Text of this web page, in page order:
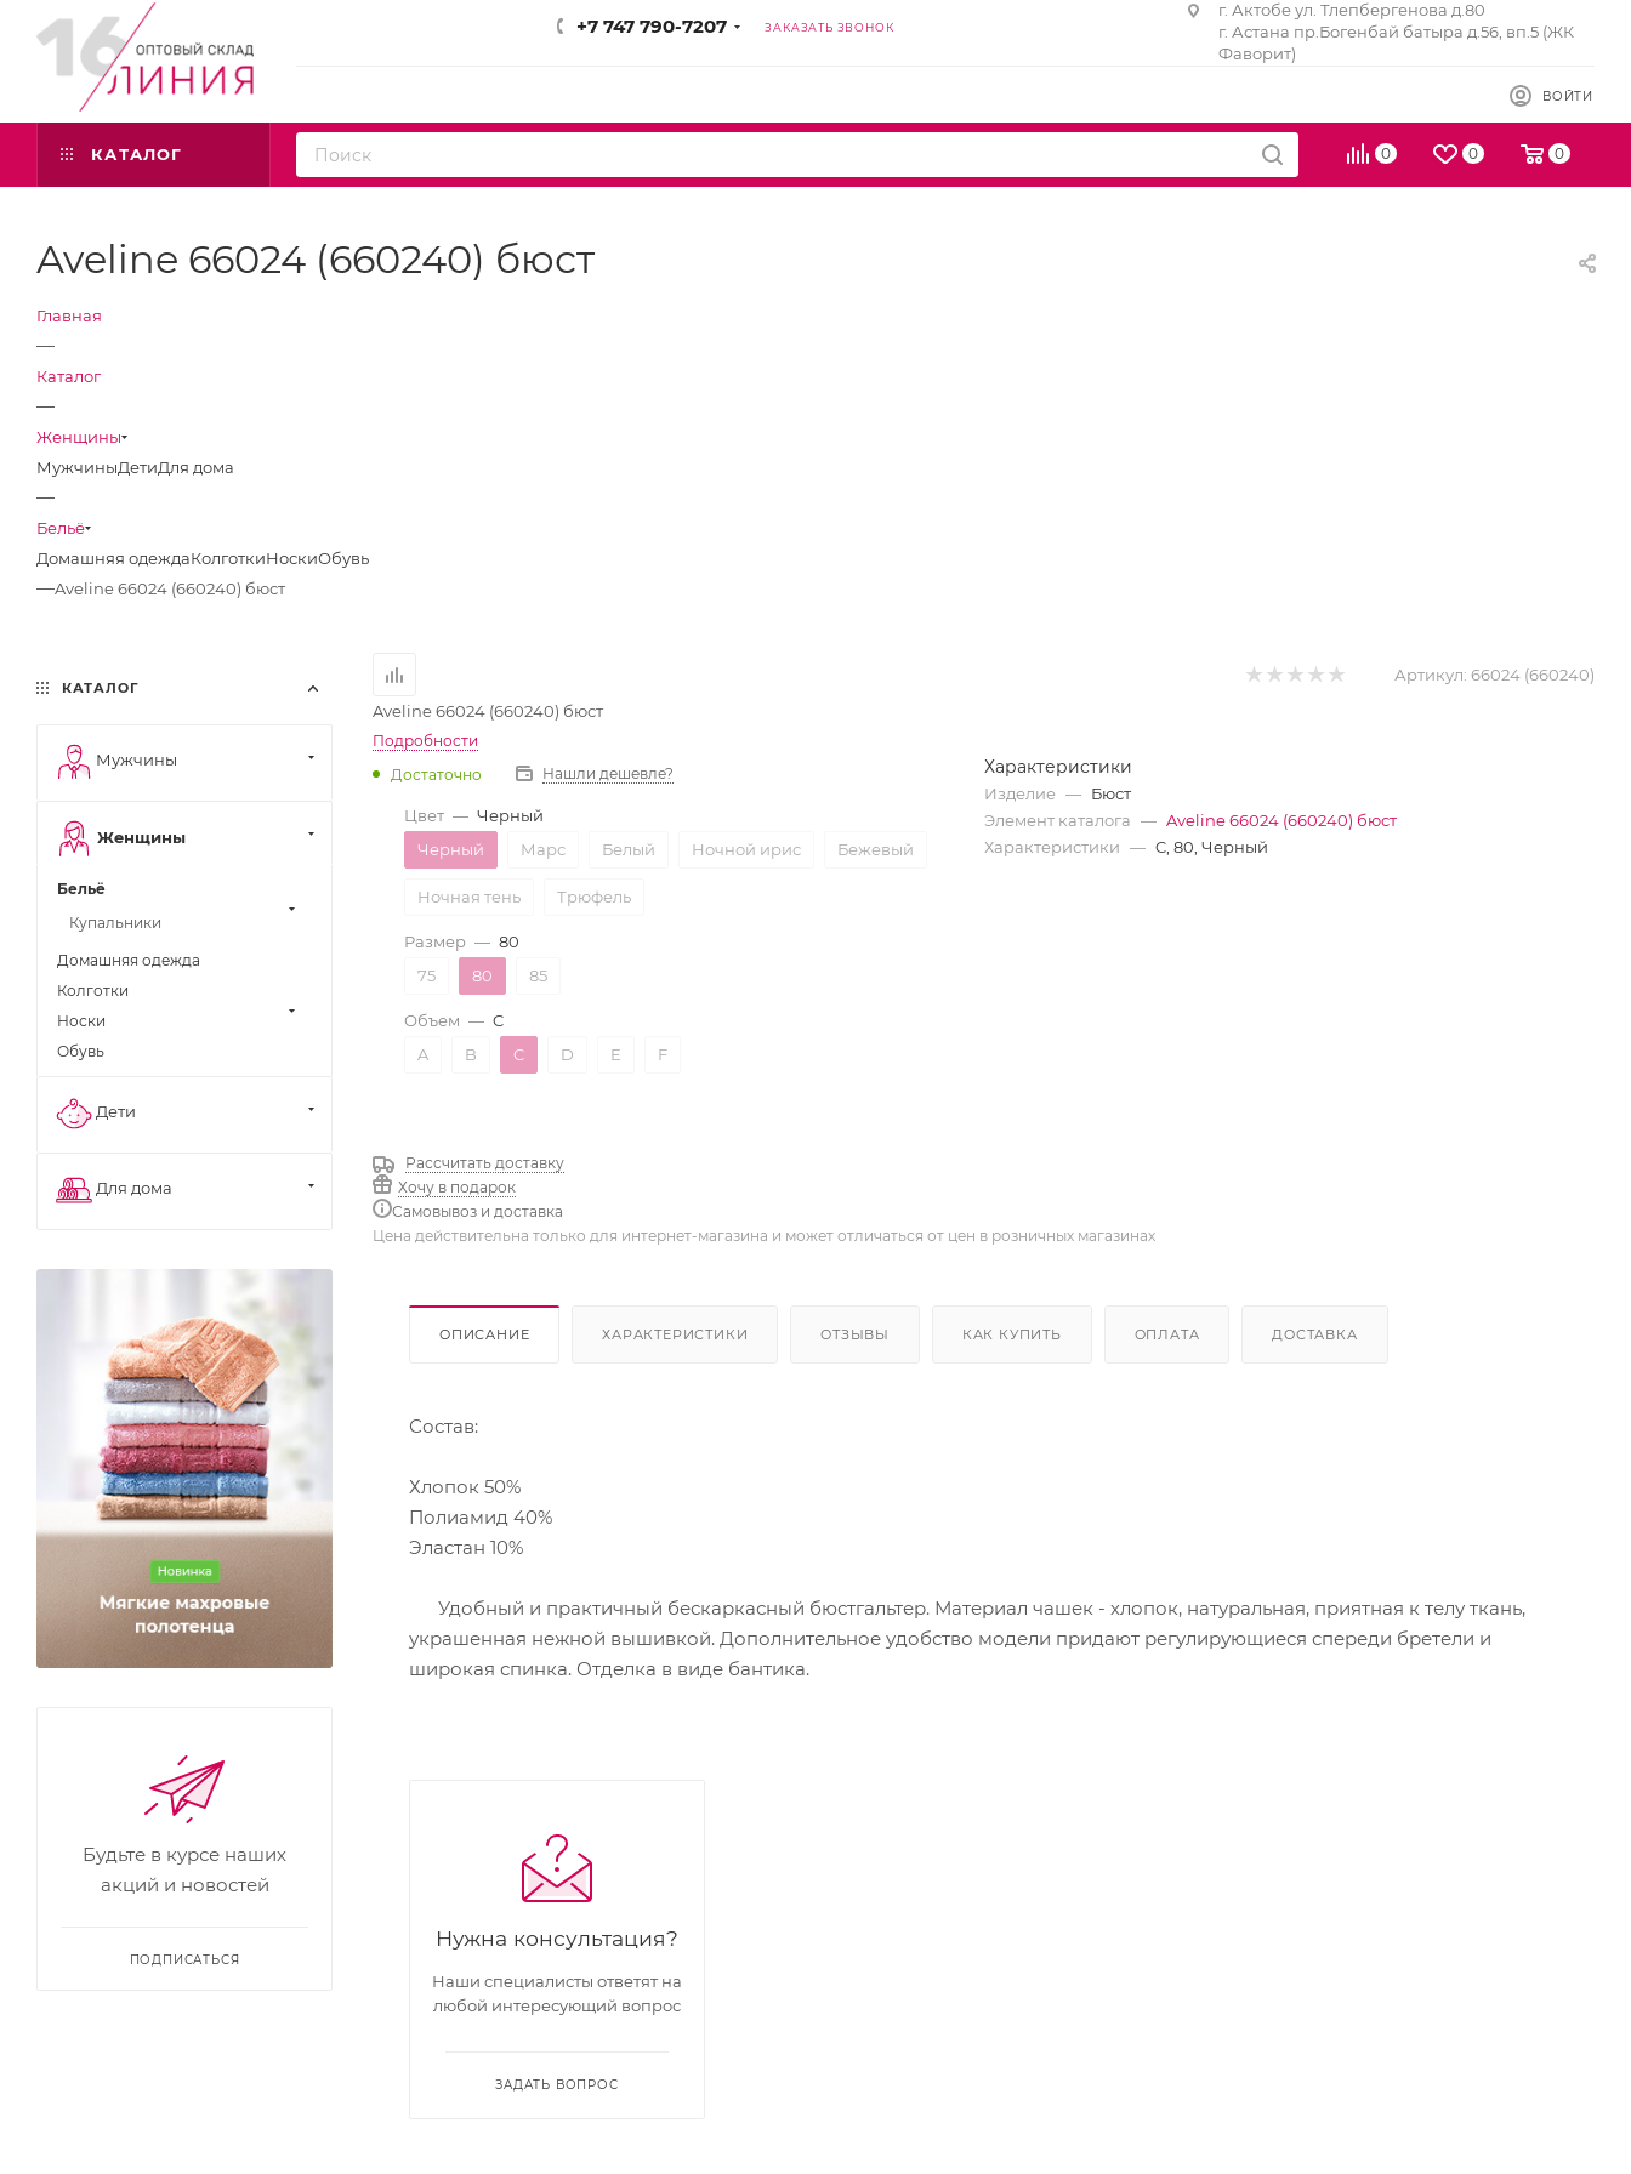
+7 747 790-7207 ЗАКАЗАТЬ ЗВОНОК
г. Актобе ул. Тлепбергенова д.80
г. Астана пр.Богенбай батыра д.56, вп.5 (ЖК
Фаворит)
ВОЙТИ
0 0 0
КАТАЛОГ
Aveline 66024 (660240) бюст
Главная
—
Каталог
—
Женщины
МужчиныДетиДля дома
—
Бельё
Домашняя одеждаКолготкиНоскиОбувь
—Aveline 66024 (660240) бюст
Артикул: 66024 (660240)
Aveline 66024 (660240) бюст
Подробности
Достаточно
Нашли дешевле?
Цвет — Черный
Черный
Марс Белый Ночной ирис Бежевый
Ночная тень Трюфель
Размер — 80
75
80 85
Объем — C
A
B C D E F
Рассчитать доставку
Хочу в подарок
Самовывоз и доставка
Характеристики
Изделие — Бюст
Элемент каталога — Aveline 66024 (660240) бюст
Характеристики — C, 80, Черный
Цена действительна только для интернет-магазина и может отличаться от цен в розничных магазинах
ОПИСАНИЕ ХАРАКТЕРИСТИКИ ОТЗЫВЫ КАК КУПИТЬ ОПЛАТА ДОСТАВКА
Состав:
Хлопок 50%
Полиамид 40%
Эластан 10%
Удобный и практичный бескаркасный бюстгальтер. Материал чашек - хлопок, натуральная, приятная к телу ткань,
украшенная нежной вышивкой. Дополнительное удобство модели придают регулирующиеся спереди бретели и
широкая спинка. Отделка в виде бантика.
Нужна консультация?
Наши специалисты ответят на
любой интересующий вопрос
ЗАДАТЬ ВОПРОС
КАТАЛОГ
Мужчины
Женщины
Бельё
Купальники
Домашняя одежда
Колготки
Носки
Обувь
Дети
Для дома
Будьте в курсе наших
акций и новостей
ПОДПИСАТЬСЯ